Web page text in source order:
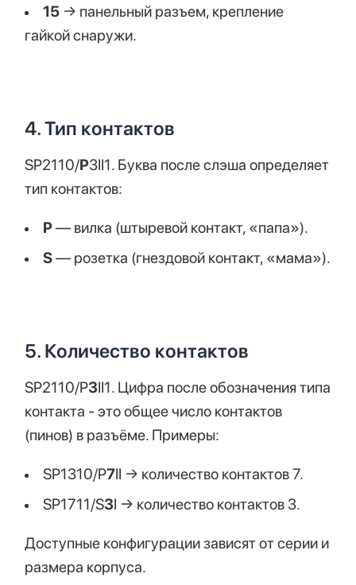
15 → панельный разъем, крепление
гайкой снаружи.
4. Тип контактов
SP2110/P3II1. Буква после слэша определяет
тип контактов:
P— вилка (штыревой контакт, «папа»).
S— розетка (гнездовой контакт, «мама»).
5. Количество контактов
SP2110/P3II1. Цифра после обозначения типа
контакта - это общее число контактов
(пинов) в разъёме. Примеры:
SP1310/P7II → количество контактов 7.
SP1711/S3I → количество контактов 3.
Доступные конфигурации зависят от серии и
размера корпуса.